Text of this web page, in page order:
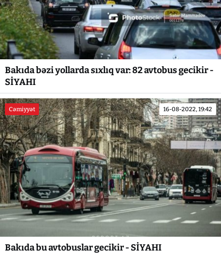
Bakıda bəzi yollarda sıxlıq var: 82 avtobus gecikir -
SİYAHI
Cəmiyyət 16-08-2022, 19:42
Bakıda bu avtobuslar gecikir - SİYAHI